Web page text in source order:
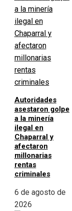
Autoridades
asestaron golpe
a la minería
ilegal en
Chaparral y
afectaron
millonarias
rentas
criminales
6 de agosto de
2026